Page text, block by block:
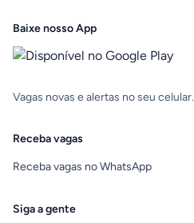
Baixe nosso App
Vagas novas e alertas no seu celular.
Receba vagas
Receba vagas no WhatsApp
Siga a gente